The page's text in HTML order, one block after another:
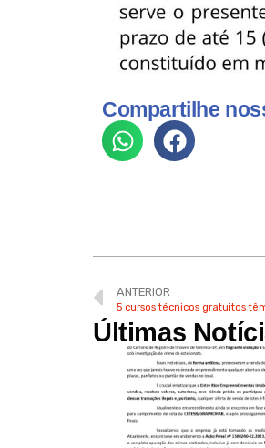
Compartilhe
ANTERIOR
5 cursos técnicos gratuitos
Últimas